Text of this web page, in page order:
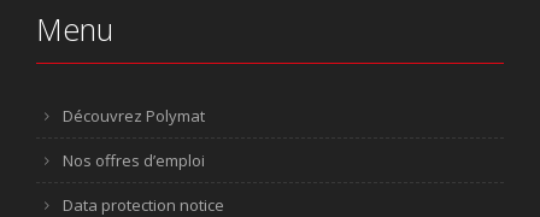
Menu
Découvrez Polymat
Nos offres d’emploi
Data protection notice